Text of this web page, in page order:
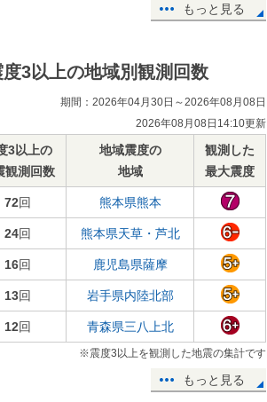
もっと見る
度3以上の地域別観測回数
期間：2026年04月30日～2026年08月08日
2026年08月08日14:10更新
3以上の
観測回数
地域震度の
地域
観測した
最大震度
72回 熊本県熊本
24回 熊本県天草・芦北
16回 鹿児島県薩摩
13回 岩手県内陸北部
12回 青森県三八上北
※震度3以上を観測した地震の集計です
もっと見る